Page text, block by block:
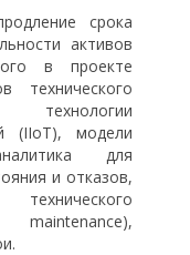
срока
активов
в проекте
технического
(IIoT), модели
для
и отказов,